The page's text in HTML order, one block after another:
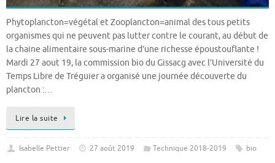
Phytoplancton=végétal et Zooplancton=animal des tous petits
organismes qui ne peuvent pas lutter contre le courant, au début de
la chaine alimentaire sous-marine d’une richesse époustouflante !
Mardi 27 aout 19, la commission bio du Gissacg avec l’Université du
Temps Libre de Tréguier a organisé une journée découverte du
plancton :…
Lire la suite
Isabelle Pettier 27 août 2019 Technique 2018-2019 bio